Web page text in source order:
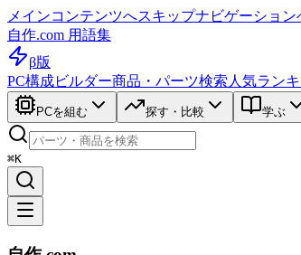
メインコンテンツへスキップナビゲーション
自作.com 用語集
β版
PC構成ビルダー商品・パーツ検索 人気ラン
PCを組む 探す・比較 学ぶ
⌘K